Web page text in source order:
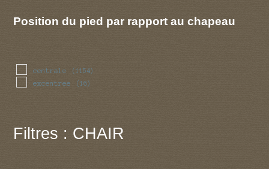
Position du pied par rapport au chapeau
centrale (1154)
excentree (16)
Filtres : CHAIR